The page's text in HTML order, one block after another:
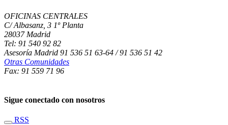
OFICINAS CENTRALES
C/ Albasanz, 3 1º Planta
28037 Madrid
Tel: 91 540 92 82
Asesoría Madrid 91 536 51 63-64 / 91 536 51 42
Otras Comunidades
Fax: 91 559 71 96
Sigue conectado con nosotros
RSS